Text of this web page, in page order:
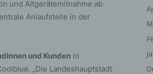
und Altgerätemitnahme ab
Anlaufstelle in der
und Kunden in
„Die Landeshauptstadt
um Aspekte bezüglich Arbeitsleistung,
persönlicher Vorlieben, Interessen,
oder Ortswechsel dieser
personenbezogener Daten in einer